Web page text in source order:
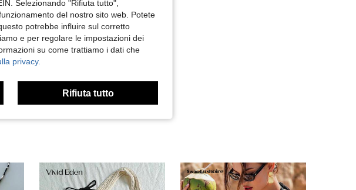
(7)
Selezionando "Rifiuta tutto",
del nostro sito web. Potete
potrebbe influire sul corretto
e per regolare le impostazioni dei
su come trattiamo i dati che
privacy.
Rifiuta tutto